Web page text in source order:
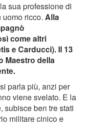
sua professione di
ricco. Alla
come altri
e Carducci). Il 13
Maestro della
parla più, anzi per
viene svelato. E la
subisce ben tre stati
militare cinico e